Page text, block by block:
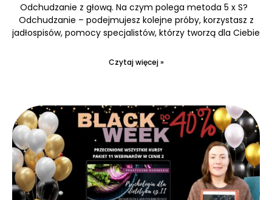
Odchudzanie z głową. Na czym polega metoda 5 x S?
Odchudzanie – podejmujesz kolejne próby, korzystasz z
jadłospisów, pomocy specjalistów, którzy tworzą dla Ciebie
Czytaj więcej »